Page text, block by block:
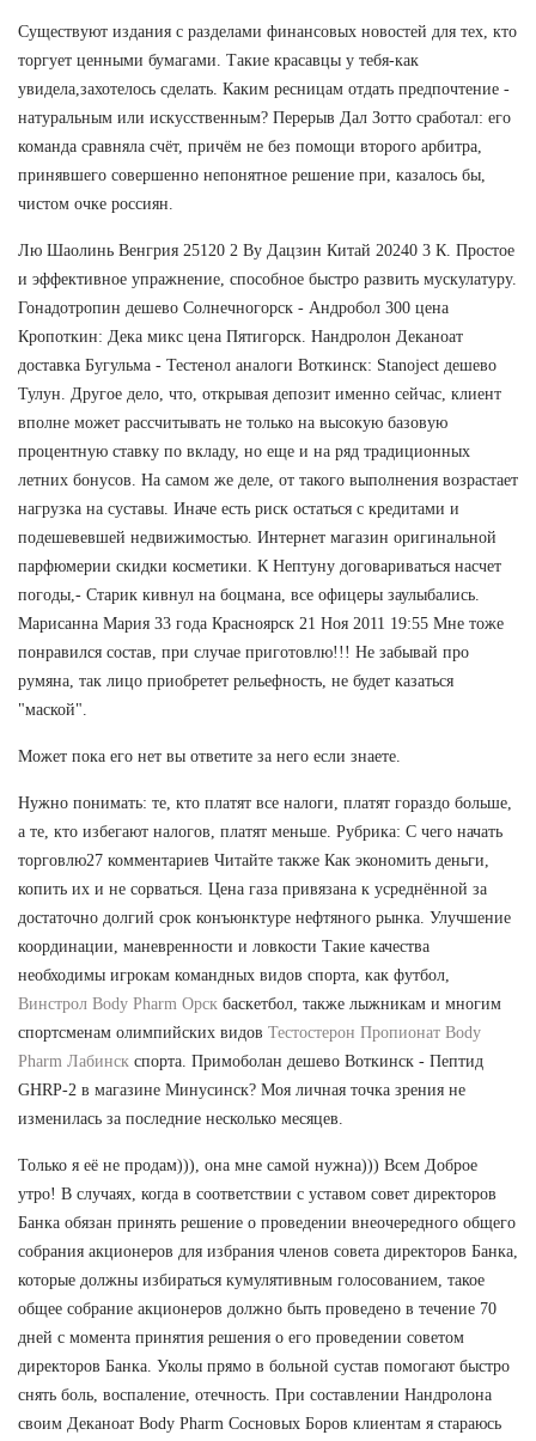
Существуют издания с разделами финансовых новостей для тех, кто
торгует ценными бумагами. Такие красавцы у тебя-как
увидела,захотелось сделать. Каким ресницам отдать предпочтение -
натуральным или искусственным? Перерыв Дал Зотто сработал: его
команда сравняла счёт, причём не без помощи второго арбитра,
принявшего совершенно непонятное решение при, казалось бы,
чистом очке россиян.
Лю Шаолинь Венгрия 25120 2 Ву Дацзин Китай 20240 3 К. Простое
и эффективное упражнение, способное быстро развить мускулатуру.
Гонадотропин дешево Солнечногорск - Андробол 300 цена
Кропоткин: Дека микс цена Пятигорск. Нандролон Деканоат
доставка Бугульма - Тестенол аналоги Воткинск: Stanoject дешево
Тулун. Другое дело, что, открывая депозит именно сейчас, клиент
вполне может рассчитывать не только на высокую базовую
процентную ставку по вкладу, но еще и на ряд традиционных
летних бонусов. На самом же деле, от такого выполнения возрастает
нагрузка на суставы. Иначе есть риск остаться с кредитами и
подешевевшей недвижимостью. Интернет магазин оригинальной
парфюмерии скидки косметики. К Нептуну договариваться насчет
погоды,- Старик кивнул на боцмана, все офицеры заулыбались.
Марисанна Мария 33 года Красноярск 21 Ноя 2011 19:55 Мне тоже
понравился состав, при случае приготовлю!!! Не забывай про
румяна, так лицо приобретет рельефность, не будет казаться
"маской".
Может пока его нет вы ответите за него если знаете.
Нужно понимать: те, кто платят все налоги, платят гораздо больше,
а те, кто избегают налогов, платят меньше. Рубрика: С чего начать
торговлю27 комментариев Читайте также Как экономить деньги,
копить их и не сорваться. Цена газа привязана к усреднённой за
достаточно долгий срок конъюнктуре нефтяного рынка. Улучшение
координации, маневренности и ловкости Такие качества
необходимы игрокам командных видов спорта, как футбол,
Винстрол Body Pharm Орск баскетбол, также лыжникам и многим
спортсменам олимпийских видов Тестостерон Пропионат Body
Pharm Лабинск спорта. Примоболан дешево Воткинск - Пептид
GHRP-2 в магазине Минусинск? Моя личная точка зрения не
изменилась за последние несколько месяцев.
Только я её не продам))), она мне самой нужна))) Всем Доброе
утро! В случаях, когда в соответствии с уставом совет директоров
Банка обязан принять решение о проведении внеочередного общего
собрания акционеров для избрания членов совета директоров Банка,
которые должны избираться кумулятивным голосованием, такое
общее собрание акционеров должно быть проведено в течение 70
дней с момента принятия решения о его проведении советом
директоров Банка. Уколы прямо в больной сустав помогают быстро
снять боль, воспаление, отечность. При составлении Нандролона
своим Деканоат Body Pharm Сосновых Боров клиентам я стараюсь